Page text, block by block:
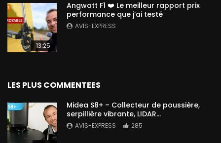
13:25
Angwatt F1 ❤️ Le meilleur rapport prix
performance que j’ai testé
AVIS-EXPRESS
LES PLUS COMMENTEES
Midea S8+ – Collecteur de poussière,
serpillière vibrante, LIDAR…
AVIS-EXPRESS 285